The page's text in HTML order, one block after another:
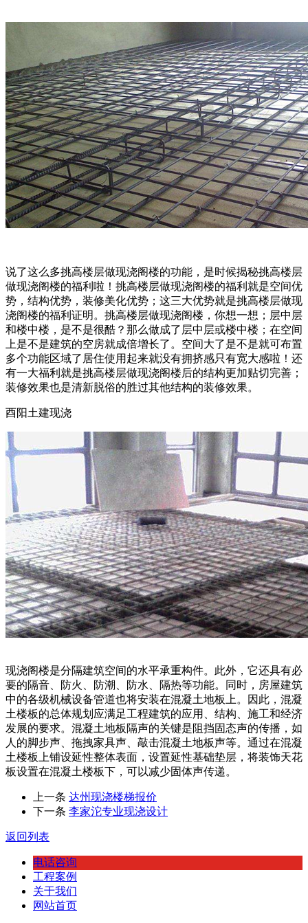
说了这么多挑高楼层做现浇阁楼的功能，是时候揭秘挑高楼层
做现浇阁楼的福利啦！挑高楼层做现浇阁楼的福利就是空间优
势，结构优势，装修美化优势；这三大优势就是挑高楼层做现
浇阁楼的福利证明。挑高楼层做现浇阁楼，你想一想；层中层
和楼中楼，是不是很酷？那么做成了层中层或楼中楼；在空间
上是不是建筑的空房就成倍增长了。空间大了是不是就可布置
多个功能区域了居住使用起来就没有拥挤感只有宽大感啦！还
有一大福利就是挑高楼层做现浇阁楼后的结构更加贴切完善；
装修效果也是清新脱俗的胜过其他结构的装修效果。
酉阳土建现浇
现浇阁楼是分隔建筑空间的水平承重构件。此外，它还具有必
要的隔音、防火、防潮、防水、隔热等功能。同时，房屋建筑
中的各级机械设备管道也将安装在混凝土地板上。因此，混凝
土楼板的总体规划应满足工程建筑的应用、结构、施工和经济
发展的要求。混凝土地板隔声的关键是阻挡固态声的传播，如
人的脚步声、拖拽家具声、敲击混凝土地板声等。通过在混凝
土楼板上铺设延性整体表面，设置延性基础垫层，将装饰天花
板设置在混凝土楼板下，可以减少固体声传递。
上一条 达州现浇楼梯报价
下一条 李家沱专业现浇设计
返回列表
电话咨询
工程案例
关于我们
网站首页